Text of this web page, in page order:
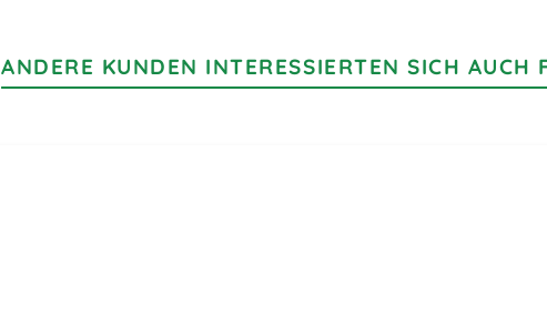
ANDERE KUNDEN INTERESSIERTEN SICH AUCH